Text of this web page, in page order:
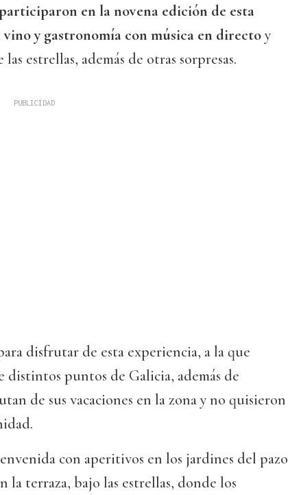
en la novena edición de esta
y gastronomía con música en directoy
estrellas, además de otras sorpresas.
disfrutar de esta experiencia, a la que
distintos puntos de Galicia, además de
de sus vacaciones en la zona y no quisieron
con aperitivos en los jardines del pazo
la terraza, bajo las estrellas, donde los